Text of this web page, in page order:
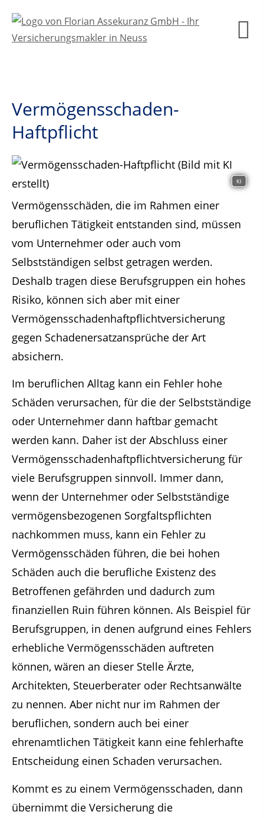
Vermögensschaden-
Haftpflicht
KI
Vermögensschäden, die im Rahmen einer
beruflichen Tätigkeit entstanden sind, müssen
vom Unternehmer oder auch vom
Selbstständigen selbst getragen werden.
Deshalb tragen diese Berufsgruppen ein hohes
Risiko, können sich aber mit einer
Vermögensschadenhaftpflichtversicherung
gegen Schadenersatzansprüche der Art
absichern.
Im beruflichen Alltag kann ein Fehler hohe
Schäden verursachen, für die der Selbstständige
oder Unternehmer dann haftbar gemacht
werden kann. Daher ist der Abschluss einer
Vermögensschadenhaftpflichtversicherung für
viele Berufsgruppen sinnvoll. Immer dann,
wenn der Unternehmer oder Selbstständige
vermögensbezogenen Sorgfaltspflichten
nachkommen muss, kann ein Fehler zu
Vermögensschäden führen, die bei hohen
Schäden auch die berufliche Existenz des
Betroffenen gefährden und dadurch zum
finanziellen Ruin führen können. Als Beispiel für
Berufsgruppen, in denen aufgrund eines Fehlers
erhebliche Vermögensschäden auftreten
können, wären an dieser Stelle Ärzte,
Architekten, Steuerberater oder Rechtsanwälte
zu nennen. Aber nicht nur im Rahmen der
beruflichen, sondern auch bei einer
ehrenamtlichen Tätigkeit kann eine fehlerhafte
Entscheidung einen Schaden verursachen.
Kommt es zu einem Vermögensschaden, dann
übernimmt die Versicherung die